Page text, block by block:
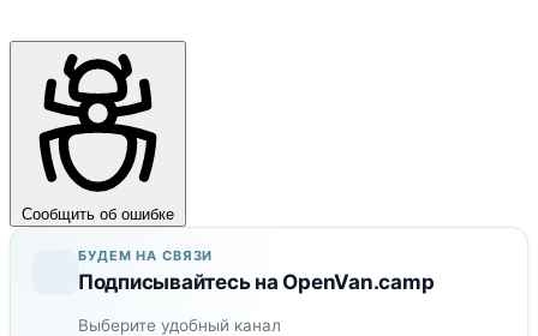
Сообщить об ошибке
БУДЕМ НА СВЯЗИ
Подписывайтесь на OpenVan.camp
Выберите удобный канал